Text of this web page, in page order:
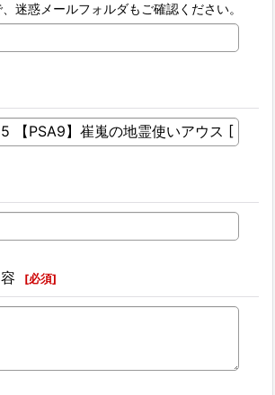
迷惑メールフォルダもご確認ください。
[必須]